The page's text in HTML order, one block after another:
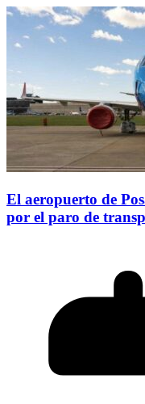
El aeropuerto de
por el paro de